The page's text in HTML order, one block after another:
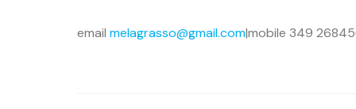
email melagrasso@gmail.com|mobile 349